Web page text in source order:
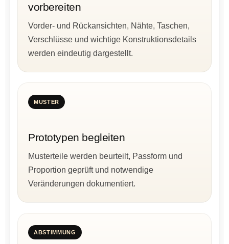
vorbereiten
Vorder- und Rückansichten, Nähte, Taschen,
Verschlüsse und wichtige Konstruktionsdetails
werden eindeutig dargestellt.
MUSTER
Prototypen begleiten
Musterteile werden beurteilt, Passform und
Proportion geprüft und notwendige
Veränderungen dokumentiert.
ABSTIMMUNG